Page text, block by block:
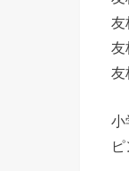
友
友
友
小